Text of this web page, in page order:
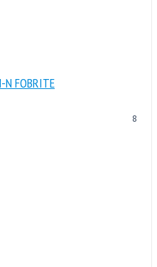
N FOBRITE
8